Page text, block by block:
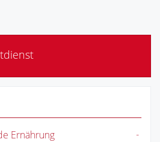
Ernährung